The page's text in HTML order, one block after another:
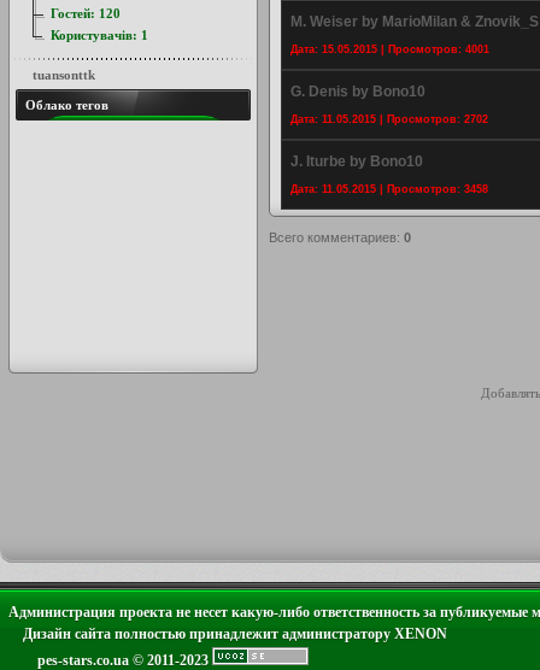
M. Weiser by MarioMilan & Znovik_S
Дата: 15.05.2015 | Просмотров: 4001
G. Denis by Bono10
Дата: 11.05.2015 | Просмотров: 2702
J. Iturbe by Bono10
Дата: 11.05.2015 | Просмотров: 3458
Всего комментариев: 0
Гостей: 120
Користувачів: 1
tuansonttk
Облако тегов
Администрация проекта не несет какую-либо ответственность за публикуемые
Дизайн сайта полностью принадлежит администратору XENON
pes-stars.co.ua © 2011-2023